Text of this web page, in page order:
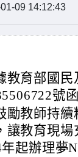
09 14:12:43
教育部國民
號
勵教師持續
讓教育現場
年起辦理夢